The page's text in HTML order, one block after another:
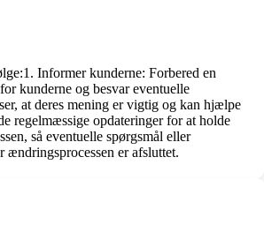
Informer kunderne: Forbered en
kunderne og besvar eventuelle
at deres mening er vigtig og kan hjælpe
regelmæssige opdateringer for at holde
så eventuelle spørgsmål eller
er afsluttet.